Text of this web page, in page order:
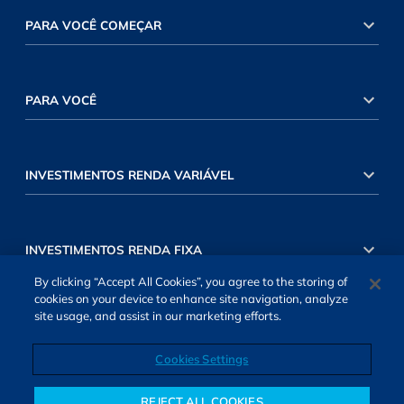
PARA VOCÊ COMEÇAR
PARA VOCÊ
INVESTIMENTOS RENDA VARIÁVEL
INVESTIMENTOS RENDA FIXA
Cookies Settings
By clicking “Accept All Cookies”, you agree to the storing of
cookies on your device to enhance site navigation, analyze
site usage, and assist in our marketing efforts.
Cookies Settings